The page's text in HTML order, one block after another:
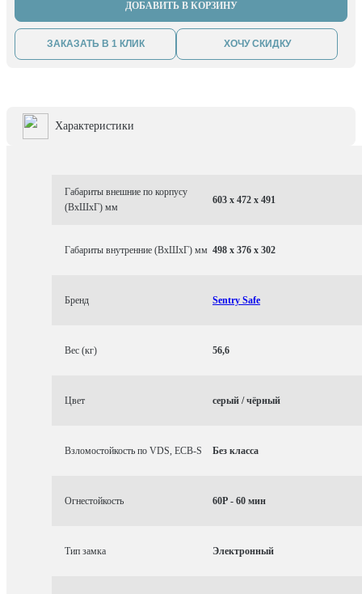
ДОБАВИТЬ В КОРЗИНУ
ЗАКАЗАТЬ В 1 КЛИК ХОЧУ СКИДКУ
Характеристики
Габариты внешние по корпусу
(ВхШхГ) мм
603 x 472 x 491
Габариты внутренние (ВхШхГ) мм 498 x 376 x 302
Бренд Sentry Safe
Вес (кг) 56,6
Цвет серый / чёрный
Взломостойкость по VDS, ECB-S Без класса
Огнестойкость 60P - 60 мин
Тип замка Электронный